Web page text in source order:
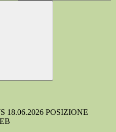
18.06.2026 POSIZIONE